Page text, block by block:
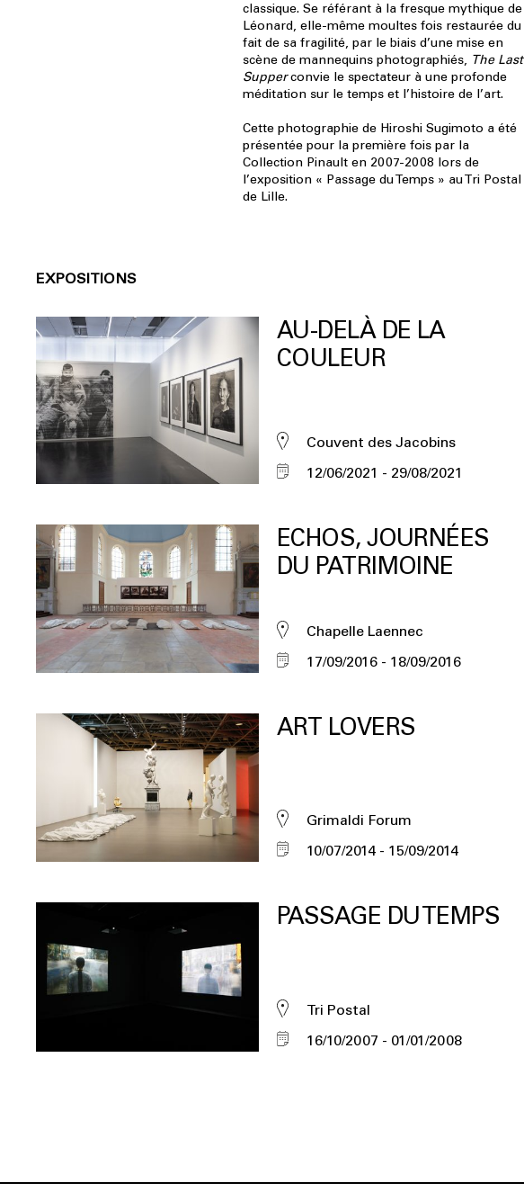
classique. Se référant à la fresque mythique de
Léonard, elle-même moultes fois restaurée du
fait de sa fragilité, par le biais d’une mise en
scène de mannequins photographiés, The Last
Supperconvie le spectateur à une profonde
méditation sur le temps et l’histoire de l’art.
Cette photographie de Hiroshi Sugimoto a été
présentée pour la première fois par la
Collection Pinault en 2007-2008 lors de
l’exposition « Passage du Temps » au Tri Postal
de Lille.
EXPOSITIONS
AU-DELÀ DE LA
COULEUR
Couvent des Jacobins
12/06/2021
29/08/2021
ECHOS, JOURNÉES
DU PATRIMOINE
Chapelle Laennec
17/09/2016
18/09/2016
ART LOVERS
Grimaldi Forum
10/07/2014
15/09/2014
PASSAGE DU TEMPS
Tri Postal
16/10/2007
01/01/2008